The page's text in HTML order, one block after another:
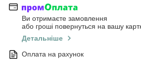
Ви отримаєте замовлення
або гроші повернуться на вашу
Детальніше
Оплата на рахунок